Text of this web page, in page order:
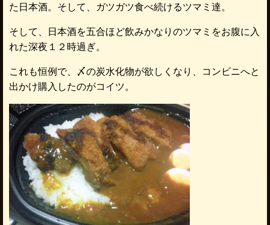
た日本酒。そして、ガツガツ食べ続けるツマミ達。
そして、日本酒を五合ほど飲みかなりのツマミをお腹に入
れた深夜１２時過ぎ。
これも恒例で、〆の炭水化物が欲しくなり、コンビニへと
出かけ購入したのがコイツ。